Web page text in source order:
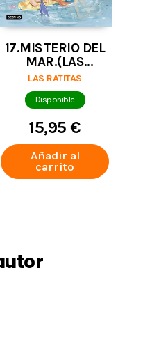
17.MISTERIO DEL
MAR.(LAS
RATITAS)
LAS RATITAS
Disponible
15,95 €
Añadir al
carrito